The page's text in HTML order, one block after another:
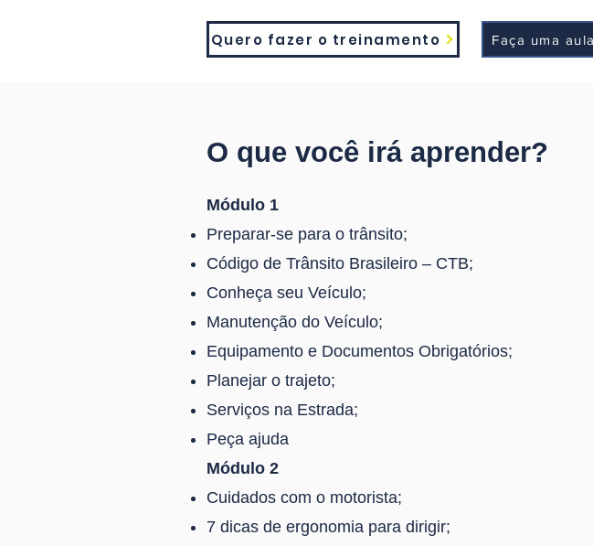
Quero fazer o treinamento Faça uma
O que você irá aprender?
Módulo 1
Preparar-se para o trânsito;
Código de Trânsito Brasileiro – CTB;
Conheça seu Veículo;
Manutenção do Veículo;
Equipamento e Documentos Obrigatórios;
Planejar o trajeto;
Serviços na Estrada;
Peça ajuda
Módulo 2
Cuidados com o motorista;
7 dicas de ergonomia para dirigir;